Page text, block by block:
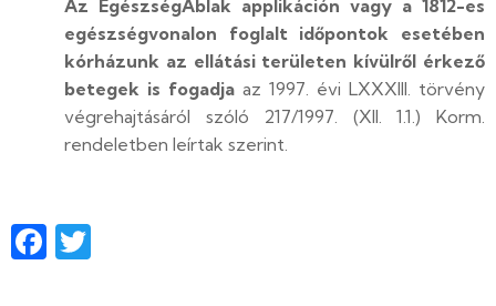
Az EgészségAblak applikáción vagy a 1812-es
egészségvonalon foglalt időpontok esetében
kórházunk az ellátási területen kívülről érkező
betegek is fogadja az 1997. évi LXXXIII. törvény
végrehajtásáról szóló 217/1997. (XII. 1.1.) Korm.
rendeletben leírtak szerint.
Facebook